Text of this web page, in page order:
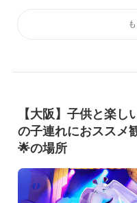
【大阪】子供と楽
の子連れにおススメ
🌟の場所